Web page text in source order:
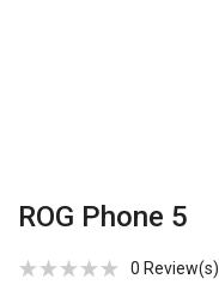
ROG Phone 5
0 Review(s)